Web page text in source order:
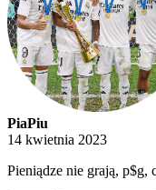
PiaPiu
14 kwietnia 2023
Pieniądze nie grają, p$g,